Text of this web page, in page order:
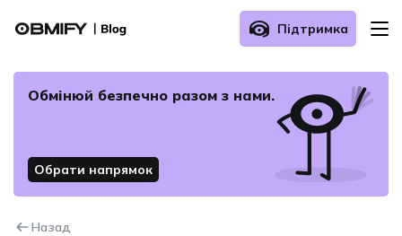
Підтримка
Поширені запитання
Обмінюй безпечнo разом з нами.
Обрати напрямок
Назад